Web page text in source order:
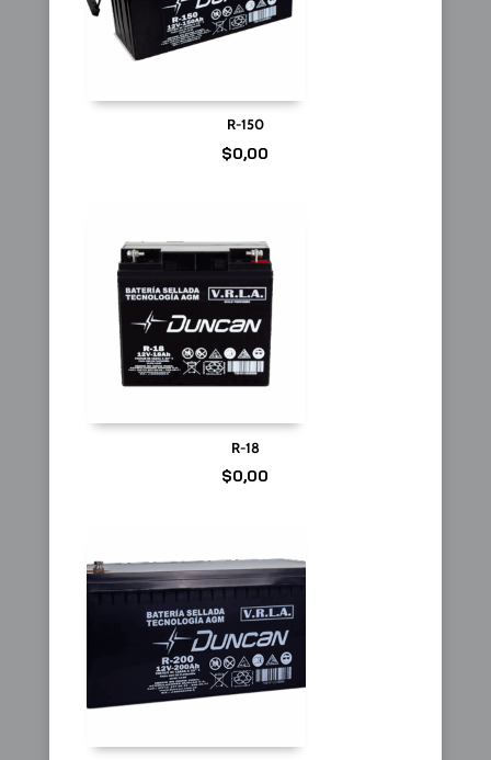
R-150
$0,00
R-18
$0,00